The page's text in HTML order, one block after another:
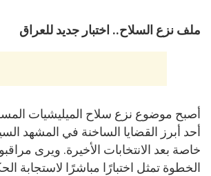
ملف نزع السلاح.. اختبار جديد للعراق
أصبح موضوع نزع سلاح الميليشيات
أحد أبرز القضايا الساخنة في المشهد
خاصة بعد الانتخابات الأخيرة. ويرى
الخطوة تمثل اختبارًا مباشرًا لاستجابة